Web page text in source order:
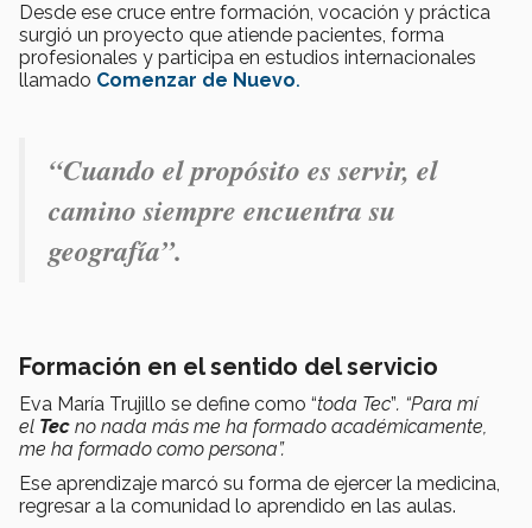
Desde ese cruce entre formación, vocación y práctica
surgió un proyecto que atiende pacientes, forma
profesionales y participa en estudios internacionales
llamado Comenzar de Nuevo.
“Cuando el propósito es servir, el
camino siempre encuentra su
geografía”.
Formación en el sentido del servicio
Eva María Trujillo se define como “toda Tec”. “Para mí
el Tec no nada más me ha formado académicamente,
me ha formado como persona”.
Ese aprendizaje marcó su forma de ejercer la medicina,
regresar a la comunidad lo aprendido en las aulas.